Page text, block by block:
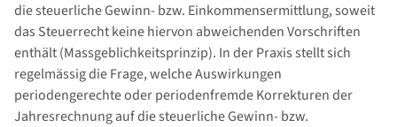
die steuerliche Gewinn- bzw. Einkommensermittlung, soweit
das Steuerrecht keine hiervon abweichenden Vorschriften
enthält (Massgeblichkeitsprinzip). In der Praxis stellt sich
regelmässig die Frage, welche Auswirkungen
periodengerechte oder periodenfremde Korrekturen der
Jahresrechnung auf die steuerliche Gewinn- bzw.